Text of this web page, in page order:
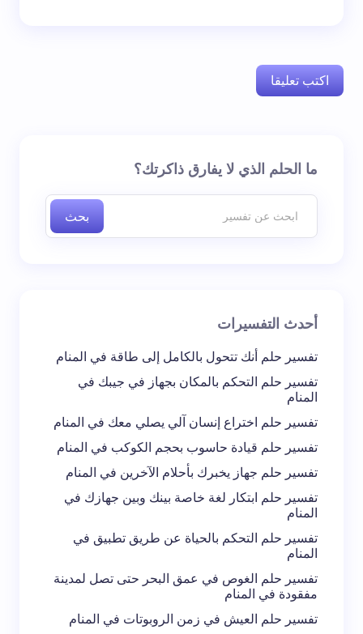
اكتب تعليقا
لن يتم نشر عنوان بريدك الإلكتروني. الحقول الإلزامية مشار
احفظ اسمي والبريد الإلكتروني في هذا المتصفح
لاستخدامه في المرة المقبلة في تعليقي.
ما الحلم الذي لا يفارق ذاكرتك؟
بحث
أحدث التفسيرات
تفسير حلم أنك تتحول بالكامل إلى طاقة في المنام
تفسير حلم التحكم بالمكان بجهاز في جيبك في
المنام
تفسير حلم اختراع إنسان آلي يصلي معك في المنام
تفسير حلم قيادة حاسوب بحجم الكوكب في المنام
تفسير حلم جهاز يخبرك بأحلام الآخرين في المنام
تفسير حلم ابتكار لغة خاصة بينك وبين جهازك في
المنام
تفسير حلم التحكم بالحياة عن طريق تطبيق في
المنام
تفسير حلم الغوص في عمق البحر حتى تصل لمدينة
مفقودة في المنام
تفسير حلم العيش في زمن الروبوتات في المنام